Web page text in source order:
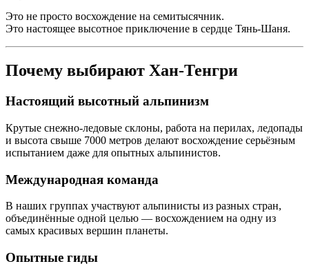
Это не просто восхождение на семитысячник.
Это настоящее высотное приключение в сердце Тянь-Шаня.
Почему выбирают Хан-Тенгри
Настоящий высотный альпинизм
Крутые снежно-ледовые склоны, работа на перилах, ледопады
и высота свыше 7000 метров делают восхождение серьёзным
испытанием даже для опытных альпинистов.
Международная команда
В наших группах участвуют альпинисты из разных стран,
объединённые одной целью — восхождением на одну из
самых красивых вершин планеты.
Опытные гиды